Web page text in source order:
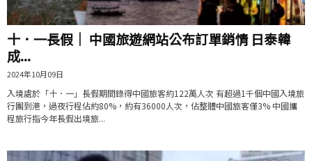
十．一長假｜ 中國旅遊網站公布訂單銷情 日泰韓
成...
2024年10月09日
入境處於「十．一」長假期間錄得中國旅客約122萬人次 有超過1千個中國入境旅
行團到港，過夜行程佔約80%，約有36000人次，佔整體中國旅客僅3% 中國攜
程旅行指今年長假出境旅...